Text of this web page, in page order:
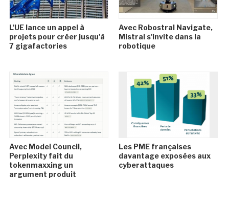
L'UE lance un appel à
projets pour créer jusqu'à
7 gigafactories
Avec Robostral Navigate,
Mistral s'invite dans la
robotique
Avec Model Council,
Perplexity fait du
tokenmaxxing un
argument produit
Les PME françaises
davantage exposées aux
cyberattaques